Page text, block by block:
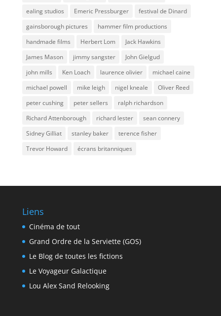
ealing studios
Emeric Pressburger
festival de Dinard
gainsborough pictures
hammer film productions
handmade films
Herbert Lom
Jack Hawkins
James Mason
jimmy sangster
John Gielgud
john mills
Ken Loach laurence olivier
michael caine
michael powell
mike leigh nigel kneale
Oliver Reed
peter cushing
peter sellers
ralph richardson
Richard Attenborough
richard lester
sean connery
Sidney Gilliat
stanley baker
terence fisher
Trevor Howard
écrans britanniques
Liens
Cinéma de tout
Grand Ordre de la Serviette (GOS)
Le Blog de toutes les fictions
Le Voyageur Galactique
Lou Alex Sand Relooking